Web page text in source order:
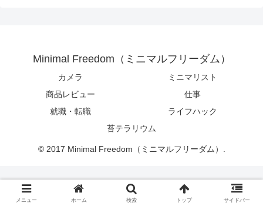
Minimal Freedom（ミニマルフリーダム）
カメラ
ミニマリスト
商品レビュー
仕事
就職・転職
ライフハック
苔テラリウム
© 2017 Minimal Freedom（ミニマルフリーダム）.
メニュー ホーム 検索 トップ サイドバー